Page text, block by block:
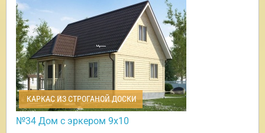
КАРКАС ИЗ СТРОГАНОЙ ДОСКИ
№34 Дом с эркером 9х10